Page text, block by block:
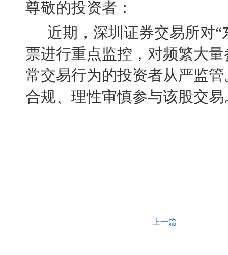
尊敬的投资者：
近期，深圳证券交易所对“
票进行重点监控，对频繁大
常交易行为的投资者从严监
合规、理性审慎参与该股交易
上一篇